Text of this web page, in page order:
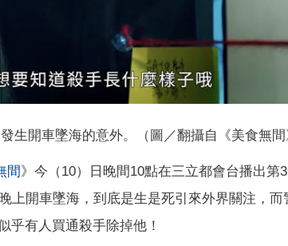
生開車墜海的意外。（圖／翻攝自《美食無間
間》今（10）日晚間10點在三立都會台播出第
上開車墜海，到底是生是死引來外界關注，
乎有人買通殺手除掉他！